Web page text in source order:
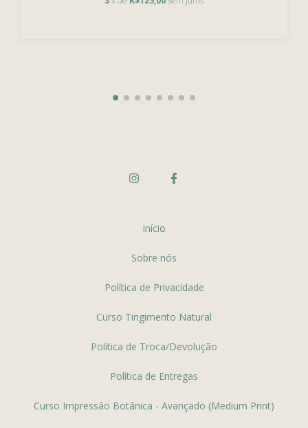
Início
Sobre nós
Política de Privacidade
Curso Tingimento Natural
Política de Troca/Devolução
Política de Entregas
Curso Impressão Botânica - Avançado (Medium Print)